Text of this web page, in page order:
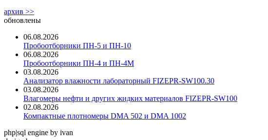
архив >>
обновлены
06.08.2026
Пробоотборники ПН-5 и ПН-10
06.08.2026
Пробоотборники ПН-4 и ПН-4М
03.08.2026
Анализатор влажности лабораторный FIZEPR-SW100.30
03.08.2026
Влагомеры нефти и других жидких материалов FIZEPR-SW100
02.08.2026
Компактные плотномеры DMA 502 и DMA 1002
php|sql engine by ivan